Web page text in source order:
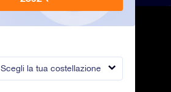
Scegli la tua costellazione